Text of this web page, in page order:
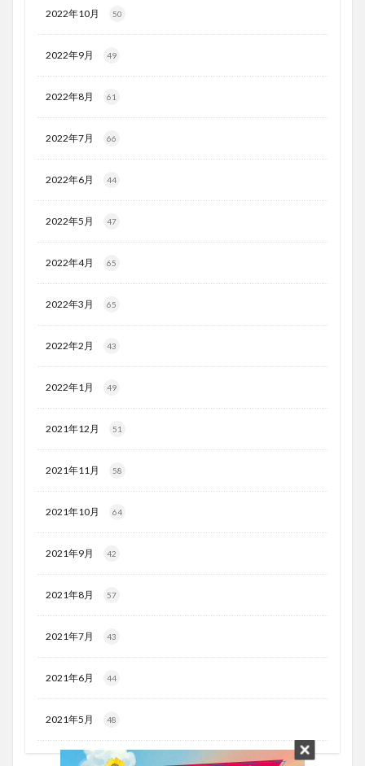
2022年10月 50
2022年9月 49
2022年8月 61
2022年7月 66
2022年6月 44
2022年5月 47
2022年4月 65
2022年3月 65
2022年2月 43
2022年1月 49
2021年12月 51
2021年11月 58
2021年10月 64
2021年9月 42
2021年8月 57
2021年7月 43
2021年6月 44
2021年5月 48